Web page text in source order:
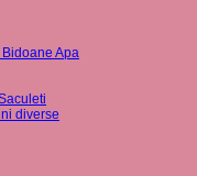
Apa
diverse